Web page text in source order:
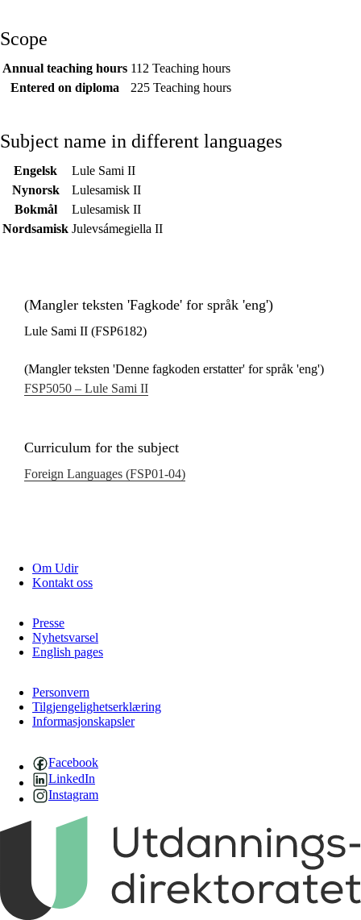
Scope
Annual teaching hours 112 Teaching hours
Entered on diploma
225 Teaching hours
Subject name in different languages
Engelsk
Lule Sami II
Nynorsk
Lulesamisk II
Bokmål
Lulesamisk II
Nordsamisk Julevsámegiella II
(Mangler teksten 'Fagkode' for språk 'eng')
Lule Sami II (FSP6182)
(Mangler teksten 'Denne fagkoden erstatter' for språk 'eng')
FSP5050 – Lule Sami II
Curriculum for the subject
Foreign Languages (FSP01‑04)
Om Udir
Kontakt oss
Presse
Nyhetsvarsel
English pages
Personvern
Tilgjengelighetserklæring
Informasjonskapsler
Facebook
LinkedIn
Instagram